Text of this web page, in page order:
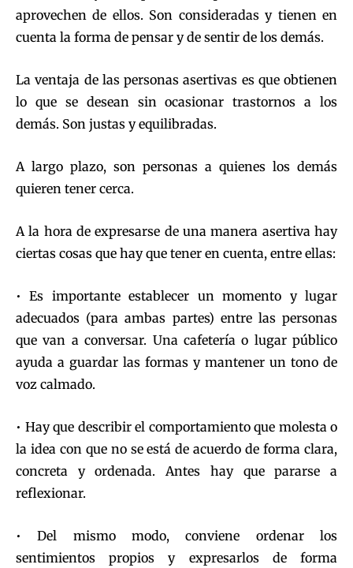
aprovechen de ellos. Son consideradas y tienen en
cuenta la forma de pensar y de sentir de los demás.
La ventaja de las personas asertivas es que obtienen
lo que se desean sin ocasionar trastornos a los
demás. Son justas y equilibradas.
A largo plazo, son personas a quienes los demás
quieren tener cerca.
A la hora de expresarse de una manera asertiva hay
ciertas cosas que hay que tener en cuenta, entre ellas:
• Es importante establecer un momento y lugar
adecuados (para ambas partes) entre las personas
que van a conversar. Una cafetería o lugar público
ayuda a guardar las formas y mantener un tono de
voz calmado.
• Hay que describir el comportamiento que molesta o
la idea con que no se está de acuerdo de forma clara,
concreta y ordenada. Antes hay que pararse a
reflexionar.
• Del mismo modo, conviene ordenar los
sentimientos propios y expresarlos de forma